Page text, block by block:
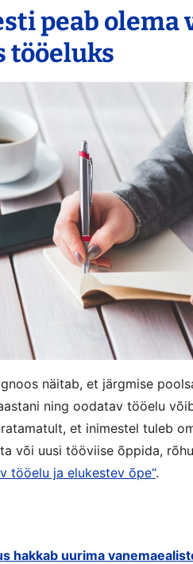
peab olema
tööeluks
näitab, et järgmise
ning oodatav tööelu
et inimestel tuleb
või uusi tööviise õppida,
tööelu ja elukestev õpe“.
hakkab uurima